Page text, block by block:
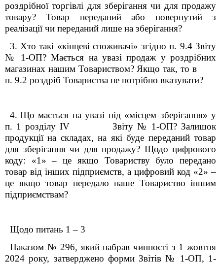
роздрібної торгівлі для зберігання чи для продажу
товару? Товар переданий або повернутий з
реалізації чи переданий лише на зберігання?
3. Хто такі «кінцеві споживачі» згідно п. 9.4 Звіту
№ 1-ОП? Мається на увазі продаж у роздрібних
магазинах нашим Товариством? Якщо так, то в
п. 9.2 роздріб Товариства не потрібно вказувати?
4. Що мається на увазі під «місцем зберігання» у
п. 1 розділу ІV
Звіту № 1-ОП? Залишок
продукції на складах, на які буде переданий товар
для зберігання чи для продажу? Щодо цифрового
коду: «1» – це якщо Товариству було передано
товар від інших підприємств, а цифровий код «2» –
це якщо товар передало наше Товариство іншим
підприємствам?
Щодо питань 1 – 3
Наказом № 296, який набрав чинності з 1 жовтня
2024 року, затверджено форми Звітів № 1-ОП, 1-